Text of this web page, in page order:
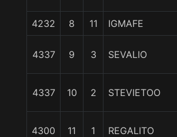
4232 8 11 IGMAFE
4337 9 3 SEVALIO
4337 10 2 STEVIETOO
4300 11 1 REGALITO